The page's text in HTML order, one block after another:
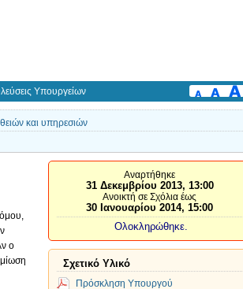
Υπουργείων
και υπηρεσιών
ο
Αναρτήθηκε
31 Δεκεμβρίου 2013, 13:00
Ανοικτή σε Σχόλια έως
30 Ιανουαρίου 2014, 15:00
Ολοκληρώθηκε.
Σχετικό Υλικό
Πρόσκληση Υπουργού